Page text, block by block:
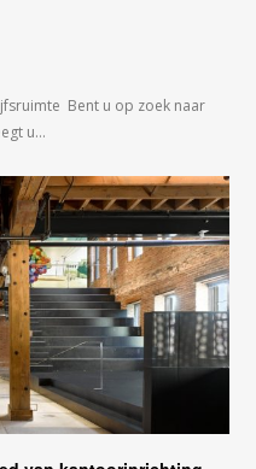
Bent u op zoek naar
u…